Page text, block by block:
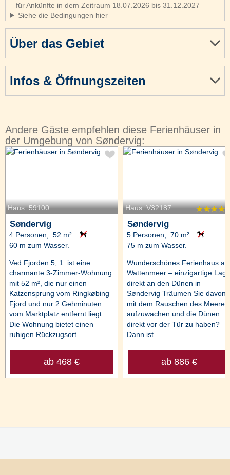
Über das Gebiet
Infos & Öffnungszeiten
für Ankünfte in dem Zeitraum 18.07.2026 bis 31.12.2027
Siehe die Bedingungen hier
Andere Gäste empfehlen diese Ferienhäuser in
der Umgebung von Søndervig:
Haus: 59100
Søndervig
4 Personen, 52 m²
60 m zum Wasser.
Ved Fjorden 5, 1. ist eine
charmante 3-Zimmer-Wohnung
mit 52 m², die nur einen
Katzensprung vom Ringkøbing
Fjord und nur 2 Gehminuten
vom Marktplatz entfernt liegt.
Die Wohnung bietet einen
ruhigen Rückzugsort ...
ab 468 €
Haus: V32187
Søndervig
5 Personen, 70 m²
75 m zum Wasser.
Wunderschönes Ferienhaus
Wattenmeer – einzigartige Lage
direkt an den Dünen in
Søndervig Träumen Sie davon,
mit dem Rauschen des Meeres
aufzuwachen und die Dünen
direkt vor der Tür zu haben?
Dann ist ...
ab 886 €